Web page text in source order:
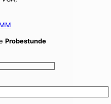
Probestunde